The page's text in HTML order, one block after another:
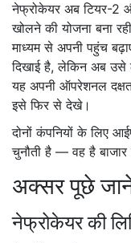
नेफ्रोकेयर अब टियर-2
खोलने की योजना बना
माध्यम से अपनी पहुंच
दिखाई है, लेकिन अब उसे
यह अपनी ऑपरेशनल
इसे फिर से देखे।
दोनों कंपनियों के लिए
चुनौती है — वह है बाजार
अक्सर पूछे
नेफ्रोकेयर की